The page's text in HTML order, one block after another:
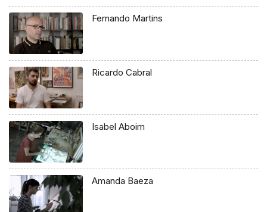
Fernando Martins
Ricardo Cabral
Isabel Aboim
Amanda Baeza